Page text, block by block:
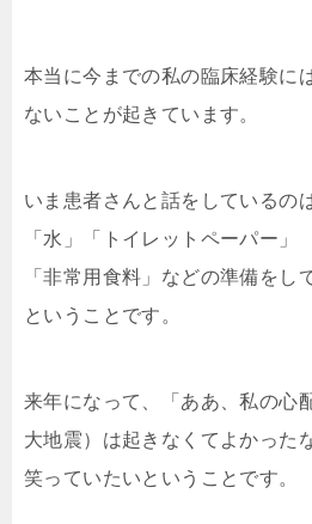
本当に今までの私の臨床経験に
ないことが起きています。
いま患者さんと話をしているのは
「水」「トイレットペーパー」
「非常用食料」などの準備をし
ということです。
来年になって、「ああ、私の心
大地震）は起きなくてよかった
笑っていたいということです。